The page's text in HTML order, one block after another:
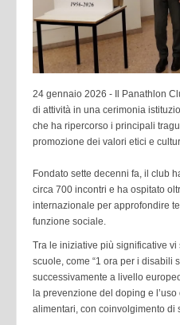
24 gennaio 2026 - Il Panathlon
di attività in una cerimonia
che ha ripercorso i principali
promozione dei valori etici e
Fondato sette decenni fa, il club
circa 700 incontri e ha ospitato
internazionale per approfondire
funzione sociale.
Tra le iniziative più significative
scuole, come “1 ora per i disabili
successivamente a livello
la prevenzione del doping e
alimentari, con coinvolgimento di